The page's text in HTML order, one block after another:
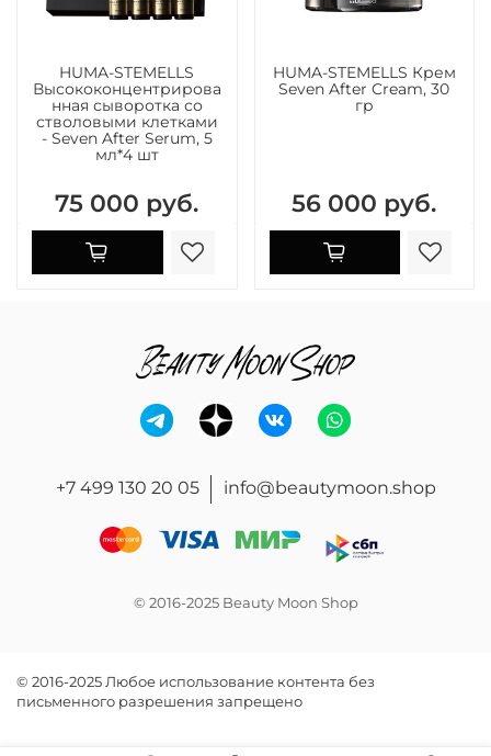
HUMA-STEMELLS
Высококонцентрирова
нная сыворотка со
стволовыми клетками
- Seven After Serum, 5
мл*4 шт
75 000 руб.
HUMA-STEMELLS Крем
Seven After Cream, 30
гр
56 000 руб.
+7 499 130 20 05 info@beautymoon.shop
© 2016-2025 Beauty Moon Shop
© 2016-2025 Любое использование контента без
письменного разрешения запрещено